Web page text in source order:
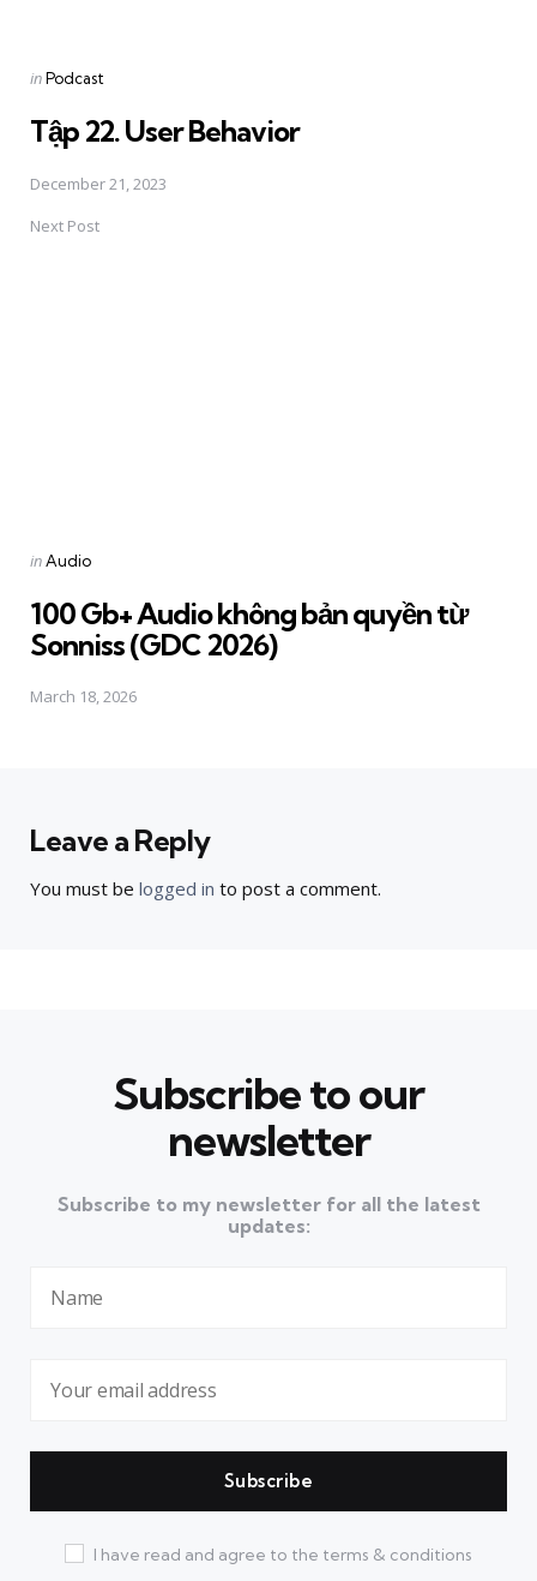
Posted
inPodcast
Tập 22. User Behavior
December 21, 2023
Next Post
Posted
inAudio
100 Gb+ Audio không bản quyền từ
Sonniss (GDC 2026)
March 18, 2026
Leave a Reply
You must be logged in to post a comment.
Subscribe to our
newsletter
Subscribe to my newsletter for all the latest
updates:
I have read and agree to the terms & conditions